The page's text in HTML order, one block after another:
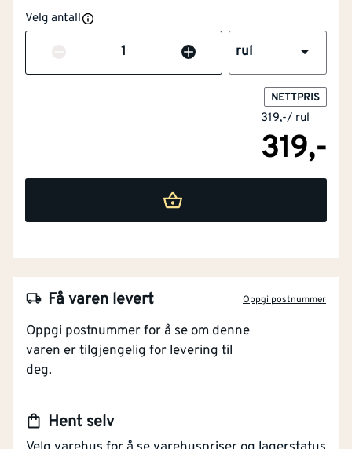
Velg antall
Antall rul
NETTPRIS
319,-/ rul
319,-
Hent selv
Få varen levert Oppgi postnummer
Oppgi postnummer for å se om denne
varen er tilgjengelig for levering til
deg.
Dobbeltsidig Klebing
Diffusjonstett > 10M
Svært Klebesterk
Aldringsbestandig
Dobbeltsidig tape til montering av luft- og
dampsperrer til harde og tette materialer som stål,